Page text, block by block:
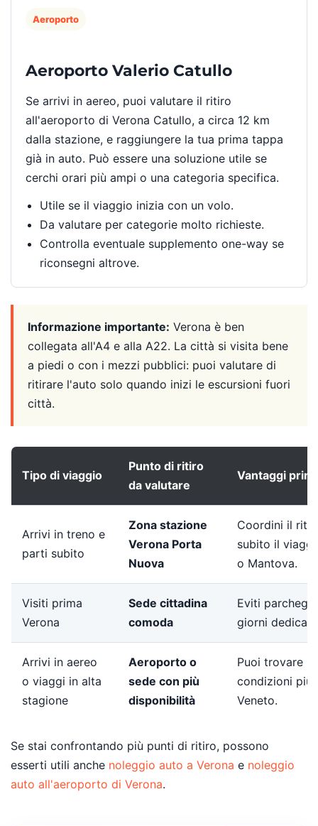
Aeroporto
Aeroporto Valerio Catullo
Se arrivi in aereo, puoi valutare il ritiro
all'aeroporto di Verona Catullo, a circa 12 km
dalla stazione, e raggiungere la tua prima tappa
già in auto. Può essere una soluzione utile se
cerchi orari più ampi o una categoria specifica.
Utile se il viaggio inizia con un volo.
Da valutare per categorie molto richieste.
Controlla eventuale supplemento one-way se
riconsegni altrove.
Informazione importante: Verona è ben
collegata all'A4 e alla A22. La città si visita bene
a piedi o con i mezzi pubblici: puoi valutare di
ritirare l'auto solo quando inizi le escursioni fuori
città.
Tipo di viaggio
Punto di ritiro
da valutare
Vantaggi
Arrivi in treno e
parti subito
Zona stazione
Verona Porta
Nuova
Coordini il
subito il
o Mantova.
Visiti prima
Verona
Sede cittadina
comoda
Eviti
giorni dedicati
Arrivi in aereo
o viaggi in alta
stagione
Aeroporto o
sede con più
disponibilità
Puoi trovare
condizioni più
Veneto.
Se stai confrontando più punti di ritiro, possono
esserti utili anche noleggio auto a Verona e noleggio
auto all'aeroporto di Verona.